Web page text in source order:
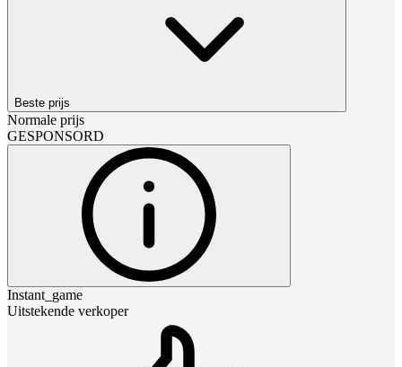
Beste prijs
Normale prijs
GESPONSORD
Instant_game
Uitstekende verkoper